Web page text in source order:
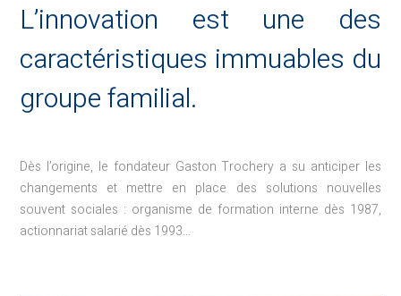
L’innovation est une des
caractéristiques immuables du
groupe familial.
Dès l’origine, le fondateur Gaston Trochery a su anticiper les
changements et mettre en place des solutions nouvelles
souvent sociales : organisme de formation interne dès 1987,
actionnariat salarié dès 1993…